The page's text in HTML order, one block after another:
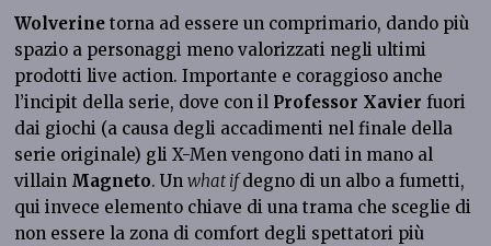
Wolverine torna ad essere un comprimario, dando più
spazio a personaggi meno valorizzati negli ultimi
prodotti live action. Importante e coraggioso anche
l’incipit della serie, dove con il Professor Xavier fuori
dai giochi (a causa degli accadimenti nel finale della
serie originale) gli X-Men vengono dati in mano al
villain Magneto. Unwhat ifdegno di un albo a fumetti,
qui invece elemento chiave di una trama che sceglie di
non essere la zona di comfort degli spettatori più